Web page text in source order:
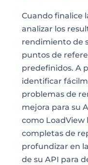
Cuando finalice
analizar los
rendimiento de
puntos de
predefinidos. A
identificar
problemas de
mejora para su
como LoadView
completas de
profundizar en
de su API para